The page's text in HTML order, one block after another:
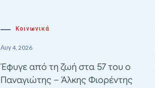
Κοινωνικά
Αυγ 4, 2026
Έφυγε από τη ζωή στα 57 του ο
Παναγιώτης – Άλκης Φιορέντης